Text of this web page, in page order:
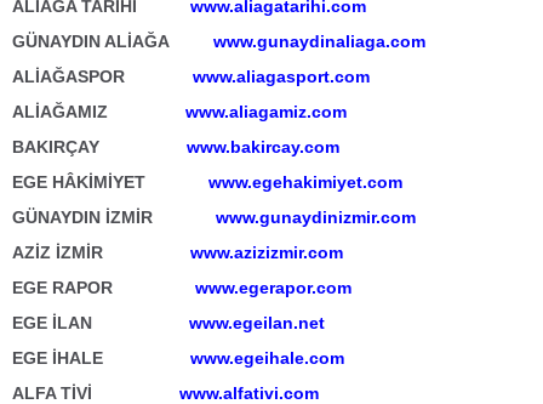
ALİAĞA TARİHİ www.aliagatarihi.com
GÜNAYDIN ALİAĞA
www.gunaydinaliaga.com
ALİAĞASPOR www.aliagasport.com
ALİAĞAMIZ www.aliagamiz.com
BAKIRÇAY www.bakircay.com
EGE HÂKİMİYET www.egehakimiyet.com
GÜNAYDIN İZMİR www.gunaydinizmir.com
AZİZ İZMİR www.azizizmir.com
EGE RAPOR www.egerapor.com
EGE İLAN www.egeilan.net
EGE İHALE www.egeihale.com
ALFA TİVİ www.alfativi.com